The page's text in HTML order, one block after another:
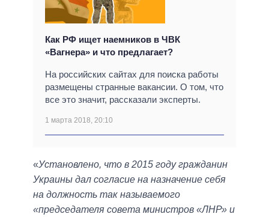
Как РФ ищет наемников в ЧВК
«Вагнера» и что предлагает?
На российских сайтах для поиска работы
размещены странные вакансии. О том, что
все это значит, рассказали эксперты.
1 марта 2018, 20:10
«Установлено, что в 2015 году гражданин
Украины дал согласие на назначение себя
на должность так называемого
«председателя совета министров «ЛНР» и